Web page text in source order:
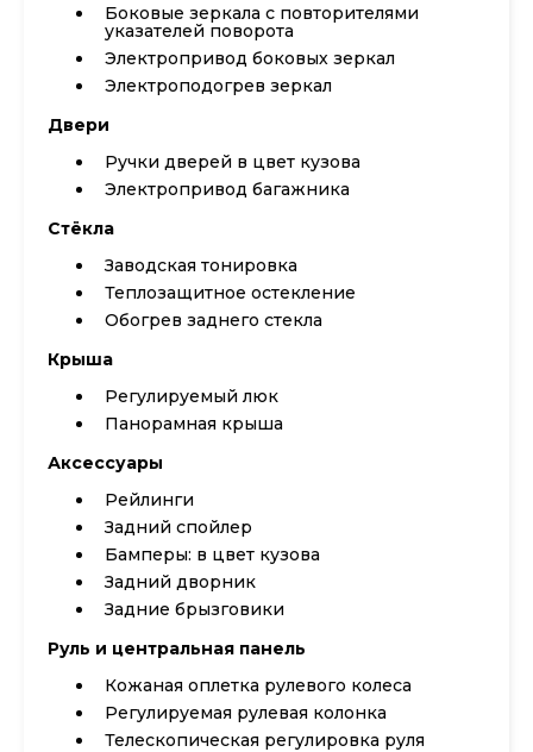
Боковые зеркала с повторителями
указателей поворота
Электропривод боковых зеркал
Электроподогрев зеркал
Двери
Ручки дверей в цвет кузова
Электропривод багажника
Стёкла
Заводская тонировка
Теплозащитное остекление
Обогрев заднего стекла
Крыша
Регулируемый люк
Панорамная крыша
Аксессуары
Рейлинги
Задний спойлер
Бамперы: в цвет кузова
Задний дворник
Задние брызговики
Руль и центральная панель
Кожаная оплетка рулевого колеса
Регулируемая рулевая колонка
Телескопическая регулировка руля